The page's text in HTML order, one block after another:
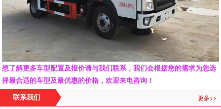
想了解更多车型配置及报价请与我们联系，我们会根据您的需求为您选
择最合适的车型及最优惠的价格，欢迎来电咨询！
联系我们 更多>>